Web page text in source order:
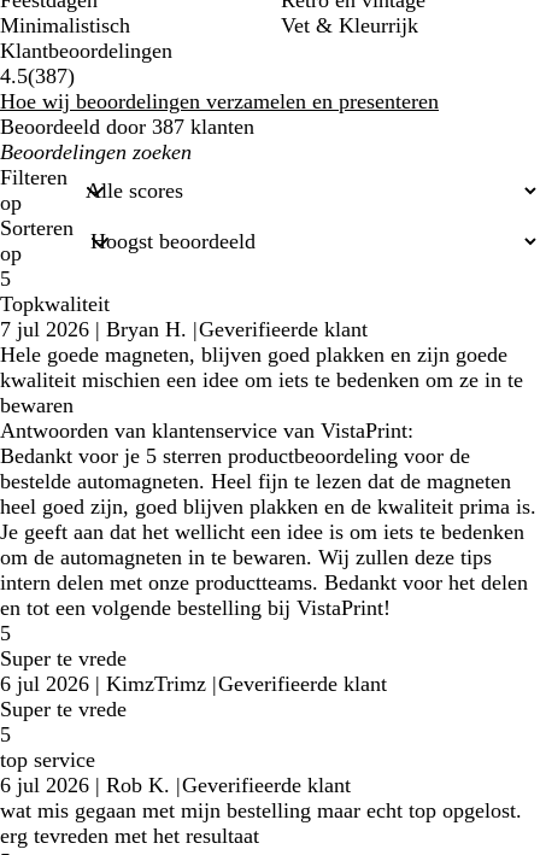
Minimalistisch
Vet & Kleurrijk
Klantbeoordelingen
4.5(387387
klantbeoordelingen
)
Hoe wij beoordelingen verzamelen en presenteren
Beoordeeld door 387 klanten
Mijn
zoekopdrachten
Filteren
op
Sorteren
op
5
Topkwaliteit
7 jul 2026 | Bryan H. |Geverifieerde klant
Hele goede magneten, blijven goed plakken en zijn goede
kwaliteit mischien een idee om iets te bedenken om ze in te
bewaren
Antwoorden van klantenservice van VistaPrint:
Bedankt voor je 5 sterren productbeoordeling voor de
bestelde automagneten. Heel fijn te lezen dat de magneten
heel goed zijn, goed blijven plakken en de kwaliteit prima is.
Je geeft aan dat het wellicht een idee is om iets te bedenken
om de automagneten in te bewaren. Wij zullen deze tips
intern delen met onze productteams. Bedankt voor het delen
en tot een volgende bestelling bij VistaPrint!
5
Super te vrede
6 jul 2026 | KimzTrimz |Geverifieerde klant
Super te vrede
5
top service
6 jul 2026 | Rob K. |Geverifieerde klant
wat mis gegaan met mijn bestelling maar echt top opgelost.
erg tevreden met het resultaat